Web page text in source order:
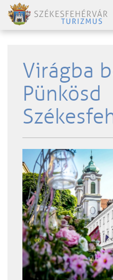
Virágba
Pünkösd